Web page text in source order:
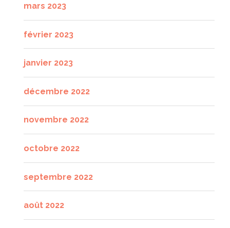
mars 2023
février 2023
janvier 2023
décembre 2022
novembre 2022
octobre 2022
septembre 2022
août 2022